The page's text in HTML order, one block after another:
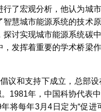
了宏观分析，他认为城
慧城市能源系统的技术
讨实现城市能源系统碳
发挥着重要的学术桥梁
议和支持下成立，总部
1981年，中国科协代表
将每年3月4日定为“促进